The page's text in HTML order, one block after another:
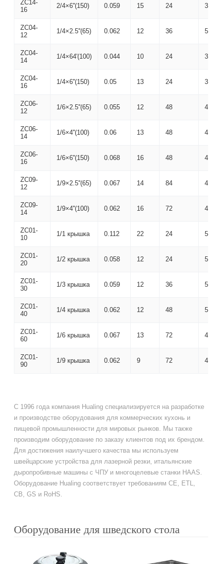
ZC14-
16
2/4×6''(150) 0.059 15 24
ZC04-
12
1/4×2.5''(65) 0.062 12 36
ZC04-
14
1/4×64'(100) 0.044 10 24
ZC04-
16
1/4×6''(150) 0.05 13 24
ZC06-
12
1/6×2.5''(65) 0.055 12 48
ZC06-
14
1/6×4''(100) 0.06 13 48
ZC06-
16
1/6×6''(150) 0.068 16 48
ZC09-
12
1/9×2.5''(65) 0.067 14 84
ZC09-
14
1/9×4''(100) 0.062 16 72
ZC01-
10
1/1 крышка 0.112 22 24
ZC01-
20
1/2 крышка 0.058 12 24
ZC01-
30
1/3 крышка 0.059 12 36
ZC01-
40
1/4 крышка 0.062 12 48
ZC01-
60
1/6 крышка 0.067 13 72
ZC01-
90
1/9 крышка 0.062 9 72
С 1996 года компания Hualing специализируется на разработке
и производстве оборудования для коммерческих кухонь и
пищевой промышленности для мировых рынков. Мы также
производим оборудование по заказу клиентов под их брендом.
Для достижения наилучшего качества мы используем
швейцарские устройства для лазерной резки, итальянские
дыропробивные машины с ЧПУ и многоцелевые станки HAAS.
Оборудование Hualing соответствует требованиям CE, ETL,
CB, GS и RoHS.
Оборудование для шведского стола